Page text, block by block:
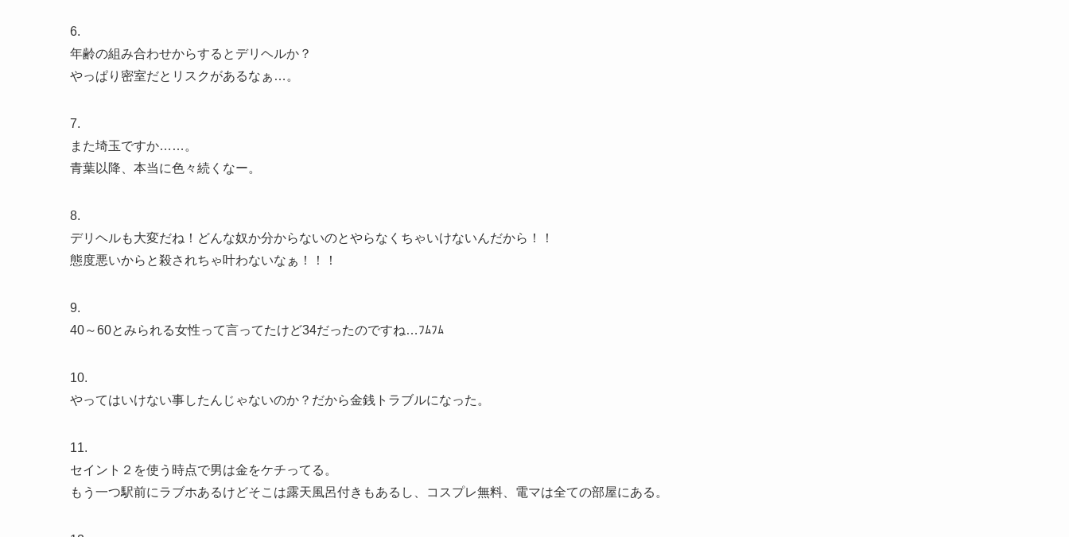
6.
年齢の組み合わせからするとデリヘルか？
やっぱり密室だとリスクがあるなぁ…。
7.
また埼玉ですか……。
青葉以降、本当に色々続くなー。
8.
デリヘルも大変だね！どんな奴か分からないのとやらなくちゃいけないんだから！！
態度悪いからと殺されちゃ叶わないなぁ！！！
9.
40～60とみられる女性って言ってたけど34だったのですね…ﾌﾑﾌﾑ
10.
やってはいけない事したんじゃないのか？だから金銭トラブルになった。
11.
セイント２を使う時点で男は金をケチってる。
もう一つ駅前にラブホあるけどそこは露天風呂付きもあるし、コスプレ無料、電マは全ての部屋にある。